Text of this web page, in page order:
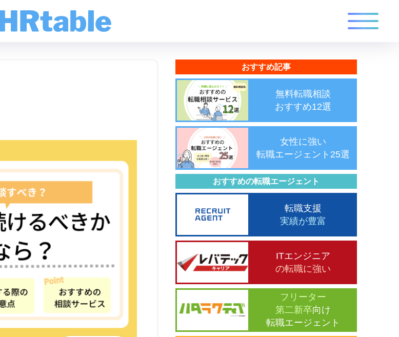
おすすめ記事
無料転職相談
おすすめ12選
女性に強い
転職エージェント25選
おすすめの転職エージェント
転職支援
実績が豊富
ITエンジニア
の転職に強い
フリーター
第二新卒向け
転職エージェント